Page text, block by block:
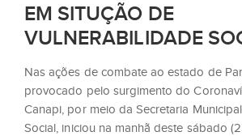
EM SITUÇÃO DE
VULNERABILIDADE
Nas ações de combate ao estado de
provocado pelo surgimento do
Canapi, por meio da Secretaria
Social, iniciou na manhã deste sábado